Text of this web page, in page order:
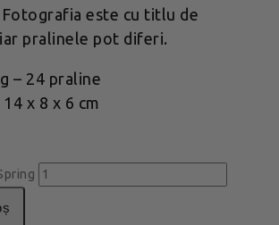
Fotografia este cu titlu de
pralinele pot diferi.
– 24 praline
x 8 x 6 cm